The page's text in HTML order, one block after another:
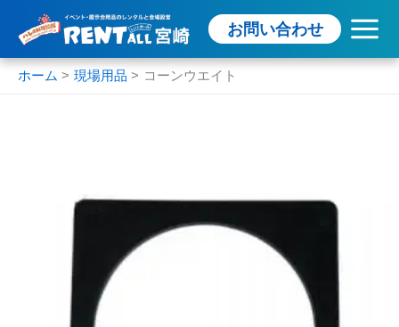
お問い合わせ
ホーム 現場用品 コーンウエイト